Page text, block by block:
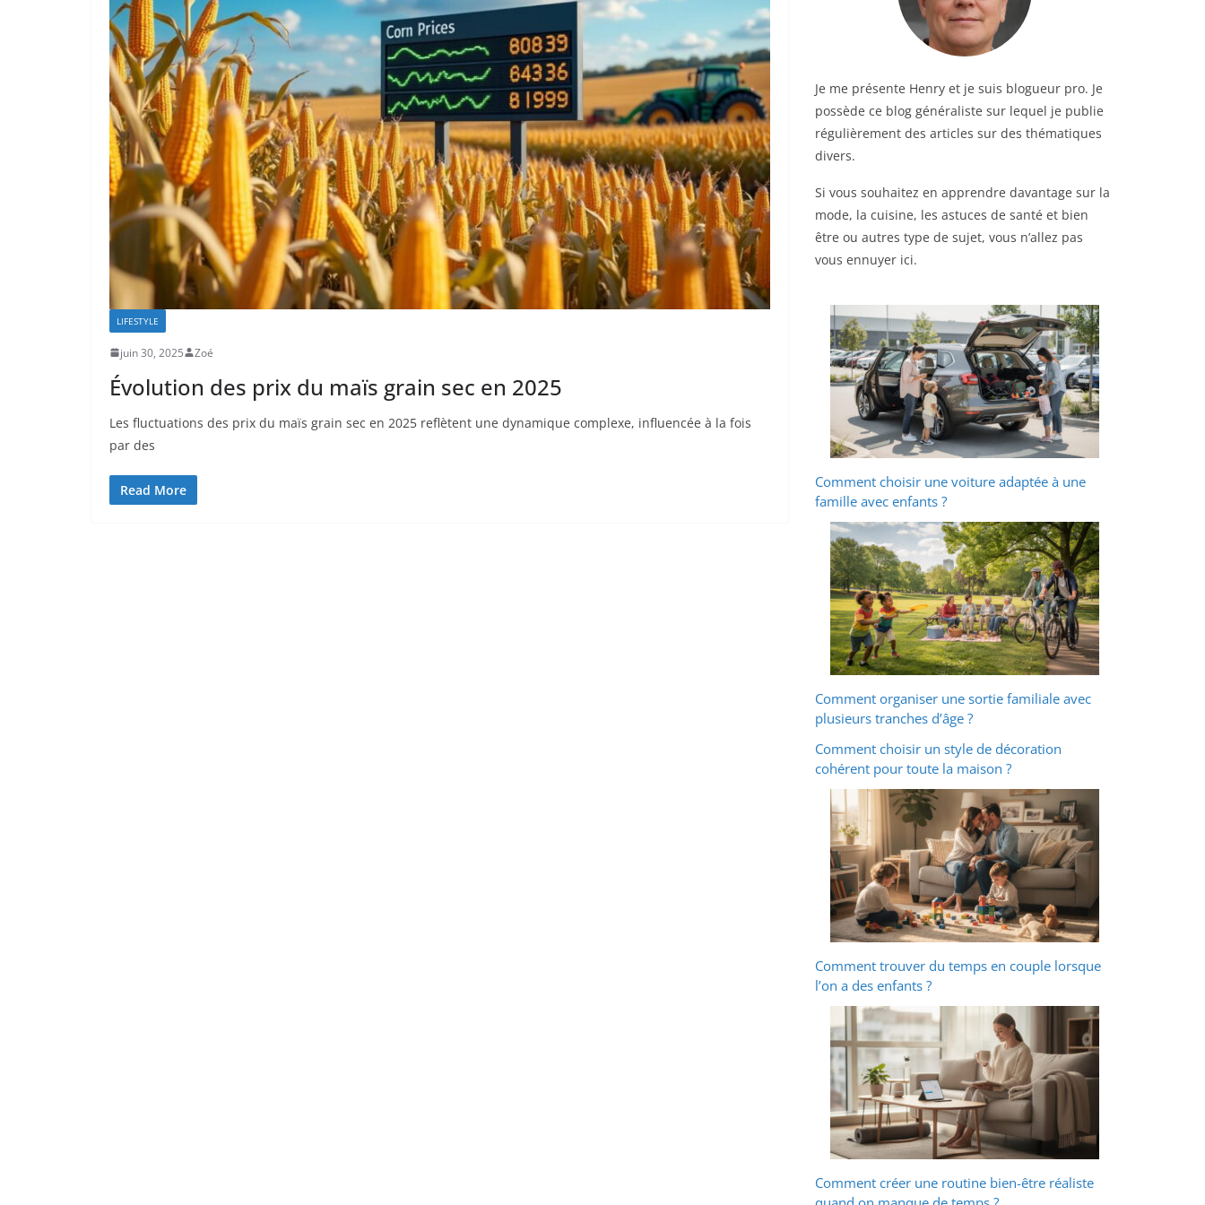
LIFESTYLE
juin 30, 2025 Zoé
Évolution des prix du maïs grain sec en 2025
Les fluctuations des prix du maïs grain sec en 2025 reflètent une dynamique complexe, influencée à la fois
par des
Read More
Je me présente Henry et je suis blogueur pro. Je
possède ce blog généraliste sur lequel je publie
régulièrement des articles sur des thématiques
divers.
Si vous souhaitez en apprendre davantage sur la
mode, la cuisine, les astuces de santé et bien
être ou autres type de sujet, vous n’allez pas
vous ennuyer ici.
Comment choisir une voiture adaptée à une
famille avec enfants ?
Comment organiser une sortie familiale avec
plusieurs tranches d’âge ?
Comment choisir un style de décoration
cohérent pour toute la maison ?
Comment trouver du temps en couple lorsque
l’on a des enfants ?
Comment créer une routine bien-être réaliste